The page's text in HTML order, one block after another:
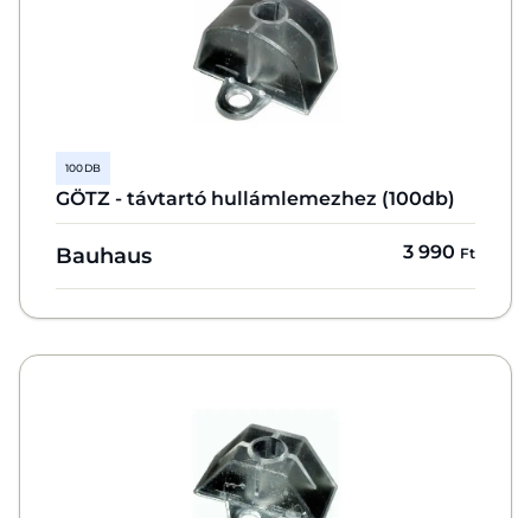
100 DB
GÖTZ - távtartó hullámlemezhez (100db)
Bauhaus 3 990 Ft